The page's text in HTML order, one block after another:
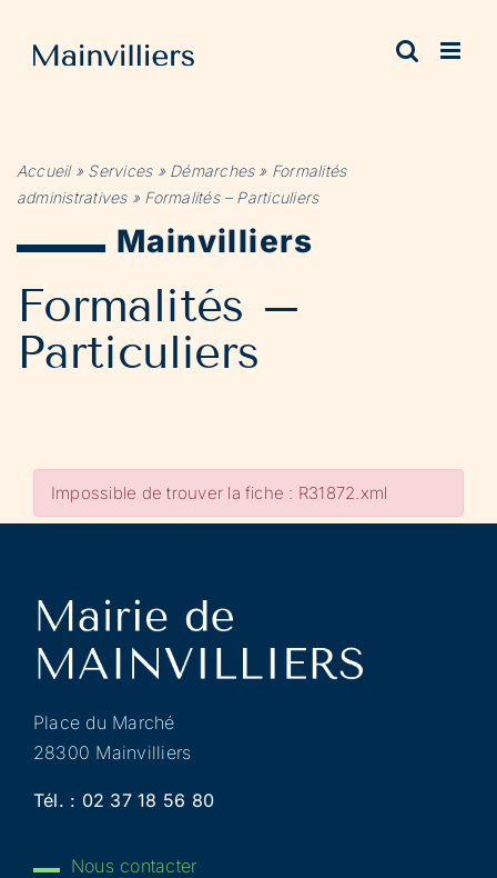
contenu
Accueil» Services» Démarches» Formalités
administratives» Formalités – Particuliers
Mainvilliers
Formalités –
Particuliers
Impossible de trouver la fiche : R31872.xml
Place du Marché
28300 Mainvilliers
Tél. : 02 37 18 56 80
Nous contacter